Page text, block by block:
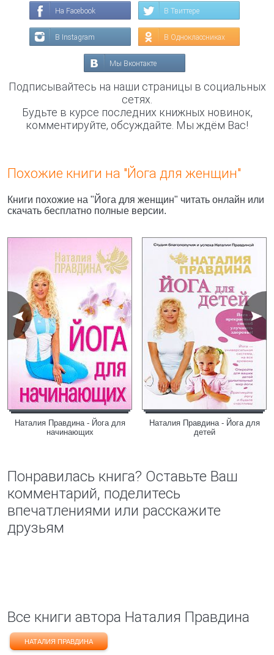
На Facebook В Твиттере
В Instagram В Одноклассниках
Мы Вконтакте
Подписывайтесь на наши страницы в социальных
сетях.
Будьте в курсе последних книжных новинок,
комментируйте, обсуждайте. Мы ждём Вас!
Похожие книги на "Йога для женщин"
Книги похожие на "Йога для женщин" читать онлайн или
скачать бесплатно полные версии.
Наталия Правдина - Йога для
начинающих
Наталия Правдина - Йога для
детей
Понравилась книга? Оставьте Ваш
комментарий, поделитесь
впечатлениями или расскажите
друзьям
Все книги автора Наталия Правдина
НАТАЛИЯ ПРАВДИНА